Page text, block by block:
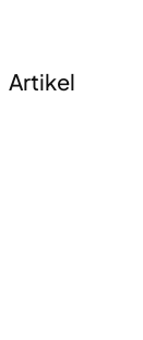
Artikel